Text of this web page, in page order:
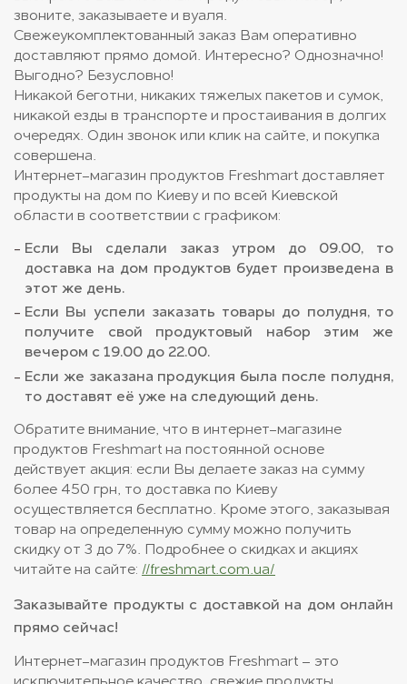
звоните, заказываете и вуаля.
Свежеукомплектованный заказ Вам оперативно
доставляют прямо домой. Интересно? Однозначно!
Выгодно? Безусловно!
Никакой беготни, никаких тяжелых пакетов и сумок,
никакой езды в транспорте и простаивания в долгих
очередях. Один звонок или клик на сайте, и покупка
совершена.
Интернет-магазин продуктов Freshmart доставляет
продукты на дом по Киеву и по всей Киевской
области в соответствии с графиком:
Если Вы сделали заказ утром до 09.00, то
доставка на дом продуктов будет произведена в
этот же день.
Если Вы успели заказать товары до полудня, то
получите свой продуктовый набор этим же
вечером с 19.00 до 22.00.
Если же заказана продукция была после полудня,
то доставят её уже на следующий день.
Обратите внимание, что в интернет-магазине
продуктов Freshmart на постоянной основе
действует акция: если Вы делаете заказ на сумму
более 450 грн, то доставка по Киеву
осуществляется бесплатно. Кроме этого, заказывая
товар на определенную сумму можно получить
скидку от 3 до 7%. Подробнее о скидках и акциях
читайте на сайте: //freshmart.com.ua/
Заказывайте продукты с доставкой на дом онлайн
прямо сейчас!
Интернет-магазин продуктов Freshmart – это